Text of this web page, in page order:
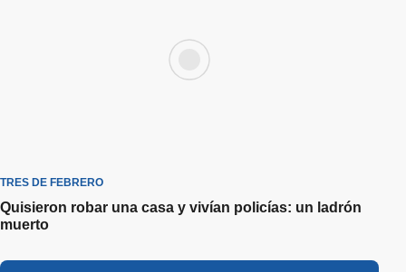
TRES DE FEBRERO
Quisieron robar una casa y vivían policías: un ladrón
muerto